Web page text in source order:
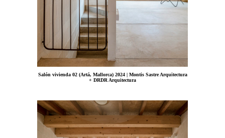
Salón vivienda 02 (Artá, Mallorca) 2024 | Montis Sastre Arquitectura
+ DRDR Arquitectura